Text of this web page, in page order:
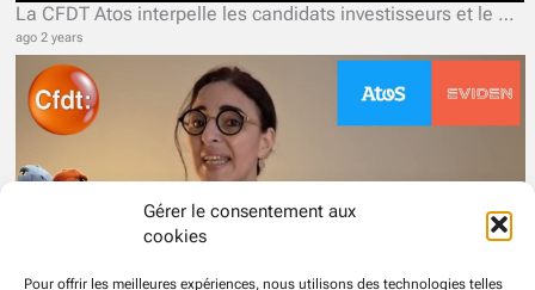
Gérer le consentement aux
cookies
Pour offrir les meilleures expériences, nous utilisons des technologies telles
La CFDT Atos interpelle les candidats investisseurs et le Gouvernement.
ago 2 years